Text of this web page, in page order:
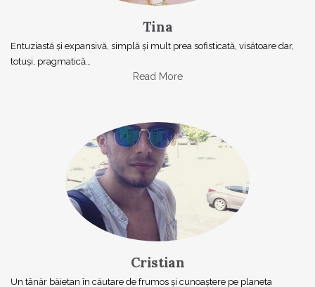
Tina
Entuziastă şi expansivă, simplă şi mult prea sofisticată, visătoare dar,
totuşi, pragmatică…
Read More
Cristian
Un tânăr băietan în căutare de frumos și cunoaștere pe planeta